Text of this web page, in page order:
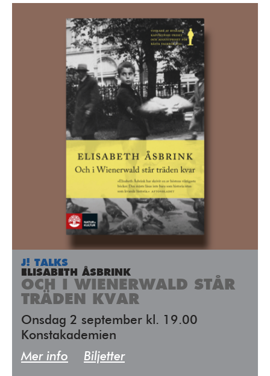
J! TALKS
ELISABETH ÅSBRINK
OCH I WIENERWALD STÅR
TRÄDEN KVAR
Onsdag 2 september kl. 19.00
Konstakademien
Mer info
Biljetter